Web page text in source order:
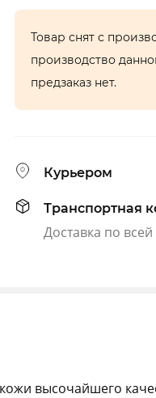
Товар снят с
производство
предзаказ нет.
Курьером
Транспортная
Доставка по
высочайшего